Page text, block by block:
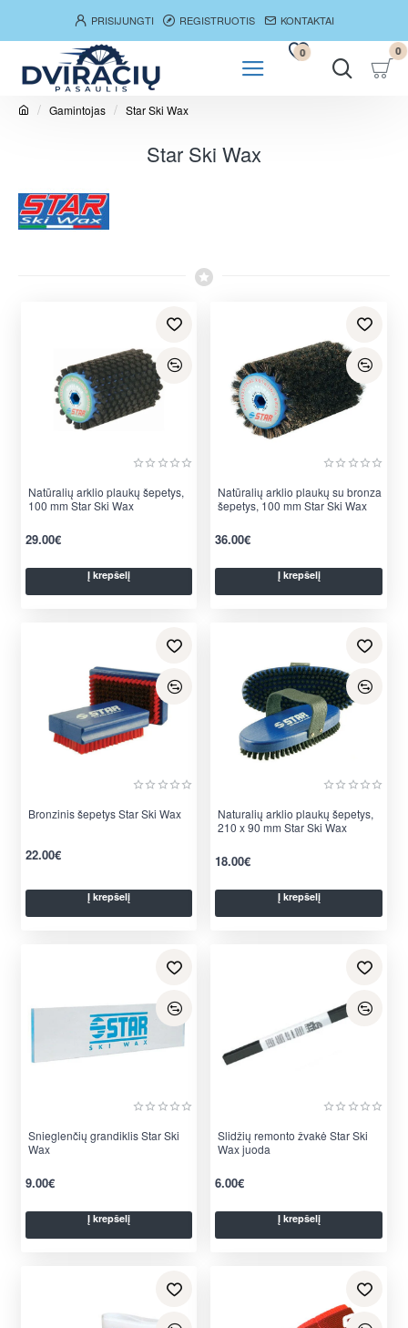
PRISIJUNGTI REGISTRUOTIS KONTAKTAI
0 0
Gamintojas Star Ski Wax
Star Ski Wax
Natūralių arklio plaukų šepetys,
100 mm Star Ski Wax
29.00€
Į krepšelį
Natūralių arklio plaukų su bronza
šepetys, 100 mm Star Ski Wax
36.00€
Į krepšelį
Bronzinis šepetys Star Ski Wax
22.00€
Į krepšelį
Naturalių arklio plaukų šepetys,
210 x 90 mm Star Ski Wax
18.00€
Į krepšelį
Snieglenčių grandiklis Star Ski
Wax
9.00€
Į krepšelį
Slidžių remonto žvakė Star Ski
Wax juoda
6.00€
Į krepšelį